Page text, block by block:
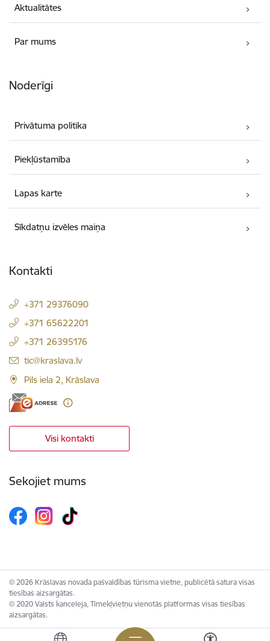
Aktualitātes
Par mums
Noderīgi
Privātuma politika
Piekļūstamība
Lapas karte
Sīkdatņu izvēles maiņa
Kontakti
+371 29376090
+371 65622201
+371 26395176
E-pasts:
tic@kraslava.lv
Pils iela 2, Krāslava
Visi kontakti
Sekojiet mums
© 2026 Krāslavas novada pašvaldības tūrisma vietne, publicētā satura visas
tiesības aizsargātas.
© 2020 Valsts kanceleja, Tīmekļvietņu vienotās platformas visas tiesības
aizsargātas.